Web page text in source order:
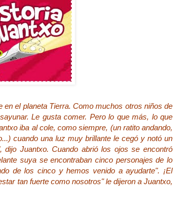
el planeta Tierra. Como muchos otros niños de
Le gusta comer. Pero lo que más, lo que
iba al cole, como siempre, (un ratito andando,
cuando una luz muy brillante le cegó y notó un
Juantxo. Cuando abrió los ojos se encontró
suya se encontraban cinco personajes de lo
de los cinco y hemos venido a ayudarte". ¡El
tan fuerte como nosotros" le dijeron a Juantxo,